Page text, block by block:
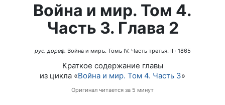
Война и мир. Том 4.
Часть 3. Глава 2
рус. дореф. Война и миръ. Томъ IV. Часть третья. II · 1865
Краткое содержание главы
из цикла «Война и мир. Том 4. Часть 3»
Оригинал читается за 5 минут